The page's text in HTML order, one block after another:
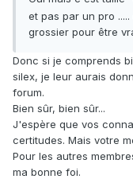
et pas par un pro
grossier pour être
Donc si je comprends
silex, je leur aurais
forum.
Bien sûr, bien sûr...
J'espère que vos
certitudes. Mais votre
Pour les autres
ma bonne foi.